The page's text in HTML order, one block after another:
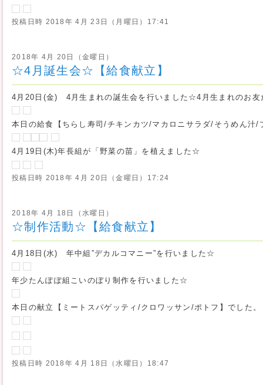
投稿日時 2018年 4月 23日（月曜日）17:41
2018年 4月 20日（金曜日）
☆4月誕生会☆【給食献立】
4月20日(金) 4月生まれの誕生会を行いました☆4月生まれのお
本日の給食【ちらし寿司/チキンカツ/マカロニサラダ/そうめん汁/
4月19日(木)年長組が「野菜の苗」を植えました☆
投稿日時 2018年 4月 20日（金曜日）17:24
2018年 4月 18日（水曜日）
☆制作活動☆【給食献立】
4月18日(水) 年中組”デカルコマニー”を行いました☆
年少たんぽぽ組こいのぼり制作を行いました☆
本日の献立【ミートスパゲッティ/クロワッサン/ポトフ】でした。
投稿日時 2018年 4月 18日（水曜日）18:47